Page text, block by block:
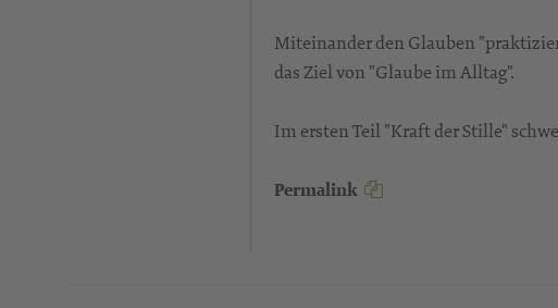
Miteinander den Glauben
das Ziel von "Glaube im Alltag".
Im ersten Teil "Kraft der Stille"
Permalink